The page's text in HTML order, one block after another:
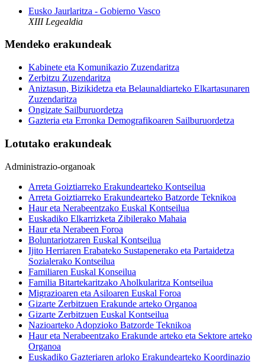
Eusko Jaurlaritza - Gobierno Vasco
XIII Legealdia
Mendeko erakundeak
Kabinete eta Komunikazio Zuzendaritza
Zerbitzu Zuzendaritza
Aniztasun, Bizikidetza eta Belaunaldiarteko Elkartasunaren
Zuzendaritza
Ongizate Sailburuordetza
Gazteria eta Erronka Demografikoaren Sailburuordetza
Lotutako erakundeak
Administrazio-organoak
Arreta Goiztiarreko Erakundearteko Kontseilua
Arreta Goiztiarreko Erakundearteko Batzorde Teknikoa
Haur eta Nerabeentzako Euskal Kontseilua
Euskadiko Elkarrizketa Zibilerako Mahaia
Haur eta Nerabeen Foroa
Boluntariotzaren Euskal Kontseilua
Ijito Herriaren Erabateko Sustapenerako eta Partaidetza
Sozialerako Kontseilua
Familiaren Euskal Konseilua
Familia Bitartekaritzako Aholkularitza Kontseilua
Migrazioaren eta Asiloaren Euskal Foroa
Gizarte Zerbitzuen Erakunde arteko Organoa
Gizarte Zerbitzuen Euskal Kontseilua
Nazioarteko Adopzioko Batzorde Teknikoa
Haur eta Nerabeentzako Erakunde arteko eta Sektore arteko
Organoa
Euskadiko Gazteriaren arloko Erakundearteko Koordinazio